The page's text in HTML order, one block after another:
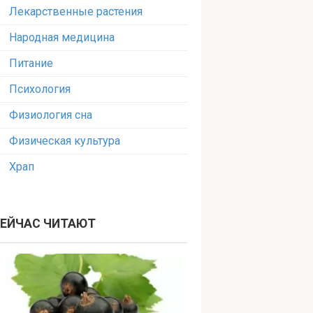
Лекарственные растения
Народная медицина
Питание
Психология
Физиология сна
Физическая культура
Храп
ЧИТАЮТ